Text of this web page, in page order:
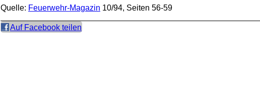
Quelle: Feuerwehr-Magazin 10/94, Seiten 56-59
Auf Facebook teilen